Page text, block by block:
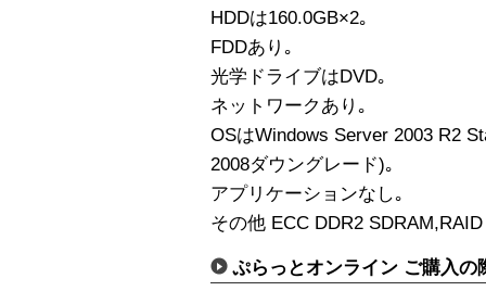
HDDは160.0GB×2｡
FDDあり｡
光学ドライブはDVD｡
ネットワークあり｡
OSはWindows Server 2003 R2
2008ダウングレード)｡
アプリケーションなし｡
その他 ECC DDR2
ぷらっとオンライン ご購入の